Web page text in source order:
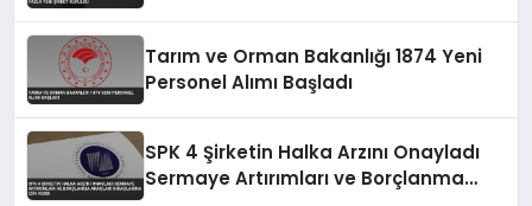
Tarım ve Orman Bakanlığı 1874 Yeni
Personel Alımı Başladı
SPK 4 Şirketin Halka Arzını Onayladı
Sermaye Artırımları ve Borçlanma